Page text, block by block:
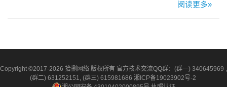
入使用后…
阅读更多»
Copyright ©2017-2026 拾捌网络 版权所有 官方技术交流QQ群：(群一) 340645969 ,
(群二) 631252151, (群三) 615981686 湘ICP备19023902号-2